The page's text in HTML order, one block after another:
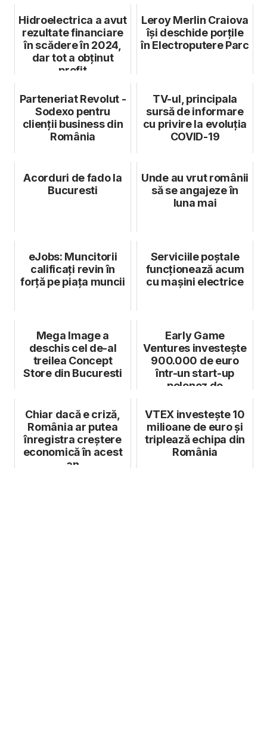
Hidroelectrica a avut
rezultate financiare
în scădere în 2024,
dar tot a obținut
profit
Leroy Merlin Craiova
își deschide porțile
în Electroputere Parc
Parteneriat Revolut -
Sodexo pentru
clienții business din
România
TV-ul, principala
sursă de informare
cu privire la evoluția
COVID-19
Acorduri de fado la
Bucuresti
Unde au vrut românii
să se angajeze în
luna mai
eJobs: Muncitorii
calificați revin în
forță pe piața muncii
Serviciile poștale
funcționează acum
cu mașini electrice
Mega Image a
deschis cel de-al
treilea Concept
Store din Bucuresti
Early Game
Ventures investește
900.000 de euro
într-un start-up
polonez de
Chiar dacă e criză,
România ar putea
înregistra creștere
economică în acest
an
VTEX investește 10
milioane de euro și
triplează echipa din
România